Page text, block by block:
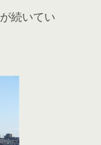
続いてい